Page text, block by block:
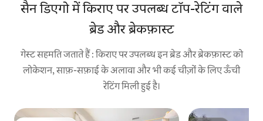
सैन डिएगो में किराए पर उपलब्ध टॉप-रेटिंग वाले
ब्रेड और ब्रेकफ़ास्ट
गेस्ट सहमति जताते हैं : किराए पर उपलब्ध इन ब्रेड और ब्रेकफ़ास्ट को
लोकेशन, साफ़-सफ़ाई के अलावा और भी कई चीज़ों के लिए ऊँची
रेटिंग मिली हुई है।